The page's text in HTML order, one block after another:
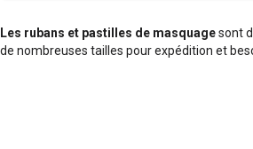
Les rubans et pastilles de masquagesont
de nombreuses tailles pour expédition et